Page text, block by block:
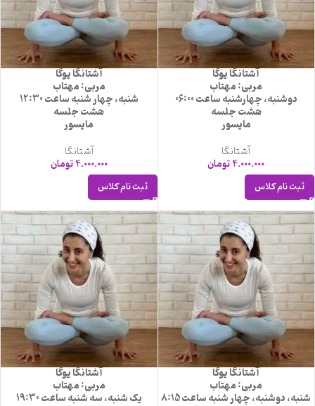
آشتانگا یوگا
مربی: مهتاب
دوشنبه، چهارشنبه ساعت 06:00
هشت جلسه
مایسور
آشتانگا
4.000.000تومان
ثبت نام کلاس
آشتانگا یوگا
مربی: مهتاب
شنبه، چهار شنبه ساعت 12:30
هشت جلسه
مایسور
آشتانگا
4.000.000تومان
ثبت نام کلاس
آشتانگا یوگا
مربی: مهتاب
شنبه، دوشنبه، چهار شنبه ساعت 8:15
آشتانگا یوگا
مربی: مهتاب
یک شنبه، سه شنبه ساعت 19:30